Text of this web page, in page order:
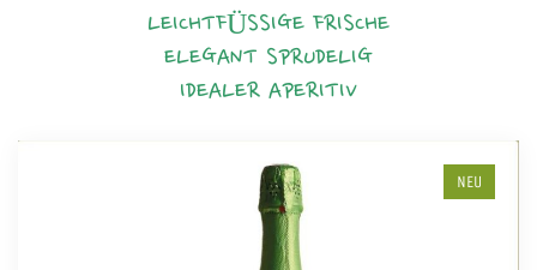
LEICHTFÜSSIGE FRISCHE
ELEGANT SPRUDELIG
IDEALER APERITIV
NEU